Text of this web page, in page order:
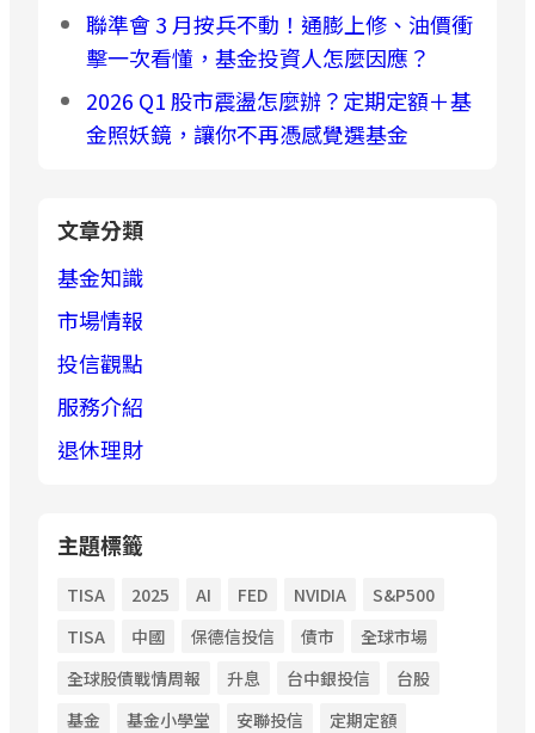
聯準會 3 月按兵不動！通膨上修、油價衝
擊一次看懂，基金投資人怎麼因應？
2026 Q1 股市震盪怎麼辦？定期定額＋基
金照妖鏡，讓你不再憑感覺選基金
文章分類
基金知識
市場情報
投信觀點
服務介紹
退休理財
主題標籤
TISA 2025 AI FED NVIDIA
S&P500
TISA
中國 保德信投信 債市
全球市場
全球股債戰情周報
升息 台中銀投信
台股
基金
基金小學堂 安聯投信
定期定額